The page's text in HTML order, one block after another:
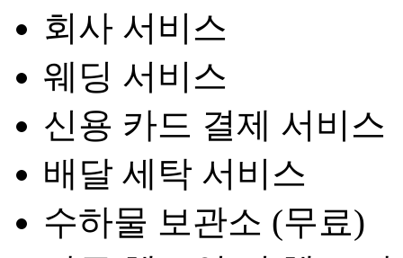
회사 서비스
웨딩 서비스
신용 카드 결제 서비스
배달 세탁 서비스
수하물 보관소 (무료)